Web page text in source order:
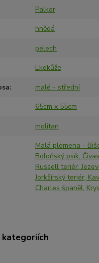
Palkar
hnědá
pelech
Ekokůže
malé - střední
65cm x 55cm
molitan
Malá plemena -
Boloňský psík,
Russell teriér,
Jorkšírský teriér,
Charles španěl,
kategoriích